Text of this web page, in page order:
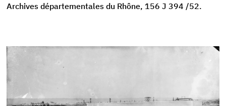
Archives départementales du Rhône, 156 J 394 /52.